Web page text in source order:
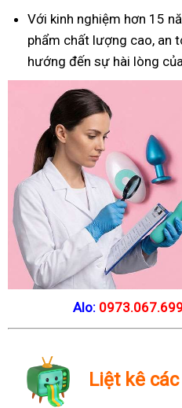
Với kinh nghiệm hơn 15
phẩm chất lượng cao, an
hướng đến sự hài lòng
Alo:
Liệt kê